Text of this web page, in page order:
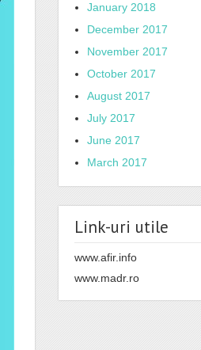
January 2018
December 2017
November 2017
October 2017
August 2017
July 2017
June 2017
March 2017
Link-uri utile
www.afir.info
www.madr.ro